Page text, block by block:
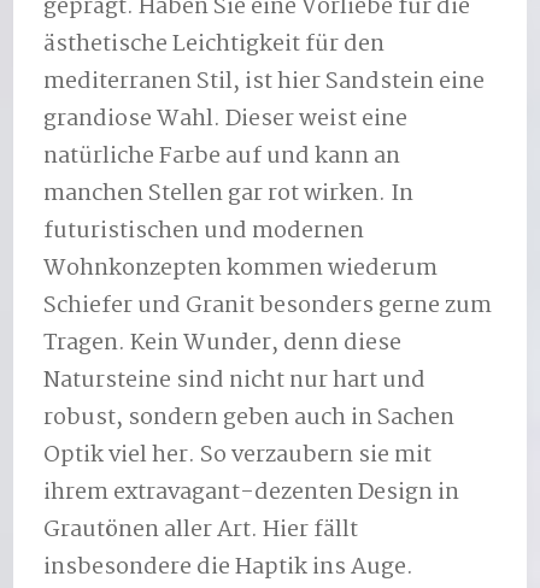
geprägt. Haben Sie eine Vorliebe für die
ästhetische Leichtigkeit für den
mediterranen Stil, ist hier Sandstein eine
grandiose Wahl. Dieser weist eine
natürliche Farbe auf und kann an
manchen Stellen gar rot wirken. In
futuristischen und modernen
Wohnkonzepten kommen wiederum
Schiefer und Granit besonders gerne zum
Tragen. Kein Wunder, denn diese
Natursteine sind nicht nur hart und
robust, sondern geben auch in Sachen
Optik viel her. So verzaubern sie mit
ihrem extravagant-dezenten Design in
Grautönen aller Art. Hier fällt
insbesondere die Haptik ins Auge.